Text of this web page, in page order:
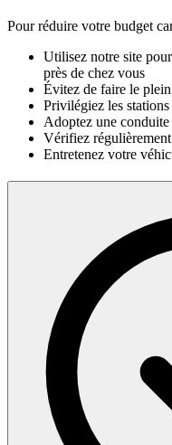
Pour réduire votre budget
Utilisez notre site
près de chez vous
Évitez de faire le
Privilégiez les stations
Adoptez une
Vérifiez
Entretenez votre